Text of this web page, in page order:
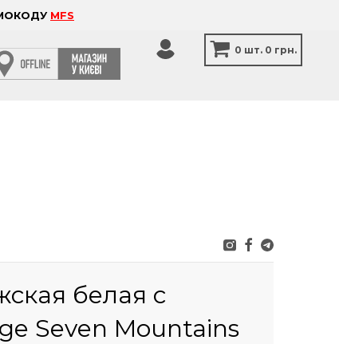
MFS
0 шт. 0 грн.
белая с
Seven Mountains